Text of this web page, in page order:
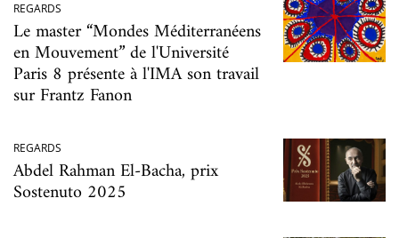
REGARDS
Le master “Mondes Méditerranéens
en Mouvement” de l'Université
Paris 8 présente à l'IMA son travail
sur Frantz Fanon
REGARDS
Abdel Rahman El-Bacha, prix
Sostenuto 2025